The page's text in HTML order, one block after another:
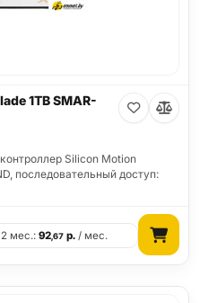
1TB SMAR-
Silicon Motion
последовательный доступ:
мес.:92,67 р. / мес.